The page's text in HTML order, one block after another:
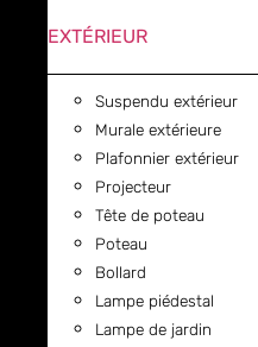
EXTÉRIEUR
Suspendu extérieur
Murale extérieure
Plafonnier extérieur
Projecteur
Tête de poteau
Poteau
Bollard
Lampe piédestal
Lampe de jardin